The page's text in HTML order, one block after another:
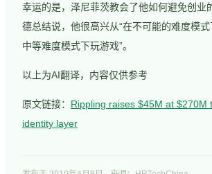
幸运的是，泽尼菲茨教会了他如何避免创业
德总结说，他很高兴从“在不可能的难度模
中等难度模式下玩游戏”。
以上为AI翻译，内容仅供参考
原文链接： Rippling raises $45M at $270M
identity layer